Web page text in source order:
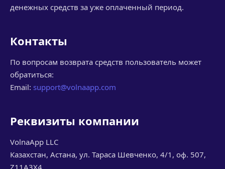
денежных средств за уже оплаченный период.
Контакты
По вопросам возврата средств пользователь может
обратиться:
Email: support@volnaapp.com
Реквизиты компании
VolnaApp LLC
Казахстан, Астана, ул. Тараса Шевченко, 4/1, оф. 507,
Z11A3X4